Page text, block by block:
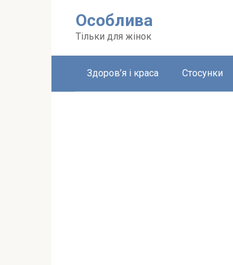
Особлива
Тільки для жінок
Здоров’я і краса Стосунки